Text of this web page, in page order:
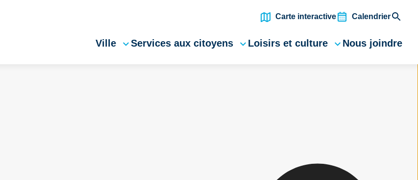
Carte interactive Calendrier
Ville Services aux citoyens Loisirs et culture Nous joindre